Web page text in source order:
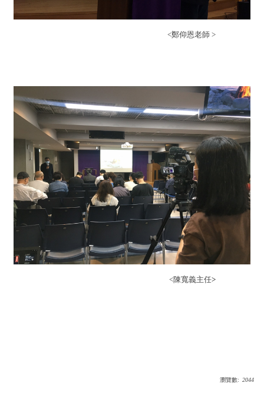
<鄭仰恩老師 >
<陳寬義主任>
瀏覽數: 2044